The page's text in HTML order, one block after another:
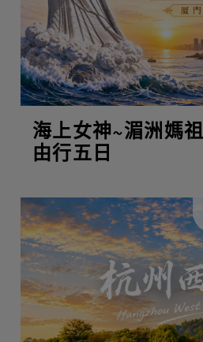
海上女神~湄洲媽
由行五日